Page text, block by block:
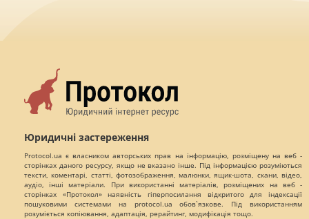
Юридичні застереження
Protocol.ua є власником авторських прав на інформацію, розміщену на веб -
сторінках даного ресурсу, якщо не вказано інше. Під інформацією розуміються
тексти, коментарі, статті, фотозображення, малюнки, ящик-шота, скани, відео,
аудіо, інші матеріали. При використанні матеріалів, розміщених на веб -
сторінках «Протокол» наявність гіперпосилання відкритого для індексації
пошуковими системами на protocol.ua обов`язкове. Під використанням
розуміється копіювання, адаптація, рерайтинг, модифікація тощо.